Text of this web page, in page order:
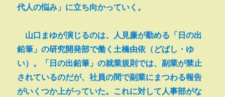
代人の悩み」に立ち向かっていく。
山口まゆが演じるのは、人見廉が勤める「日の出
鉛筆」の研究開発部で働く土橋由依（どばし・ゆ
い）。「日の出鉛筆」の就業規則では、副業が禁止
されているのだが、社員の間で副業にまつわる報告
がいくつか上がっていた。これに対して人事部がな